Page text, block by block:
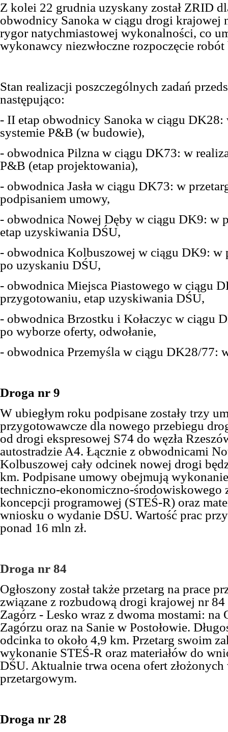
Z kolei 22 grudnia uzyskany został ZRID
obwodnicy Sanoka w ciągu drogi krajowej
rygor natychmiastowej wykonalności, co
wykonawcy niezwłoczne rozpoczęcie
Stan realizacji poszczególnych zadań
następująco:
- II etap obwodnicy Sanoka w ciągu DK28:
systemie P&B (w budowie),
- obwodnica Pilzna w ciągu DK73: w
P&B (etap projektowania),
- obwodnica Jasła w ciągu DK73: w
podpisaniem umowy,
- obwodnica Nowej Dęby w ciągu DK9: w
etap uzyskiwania DŚU,
- obwodnica Kolbuszowej w ciągu DK9: w
po uzyskaniu DŚU,
- obwodnica Miejsca Piastowego w ciągu
przygotowaniu, etap uzyskiwania DŚU,
- obwodnica Brzostku i Kołaczyc w ciągu
po wyborze oferty, odwołanie,
- obwodnica Przemyśla w ciągu DK28/77:
Droga nr 9
W ubiegłym roku podpisane zostały trzy
przygotowawcze dla nowego przebiegu
od drogi ekspresowej S74 do węzła
autostradzie A4. Łącznie z obwodnicami
Kolbuszowej cały odcinek nowej drogi
km. Podpisane umowy obejmują
techniczno-ekonomiczno-środowiskowego
koncepcji programowej (STEŚ-R) oraz
wniosku o wydanie DŚU. Wartość prac
ponad 16 mln zł.
Droga nr 84
Ogłoszony został także przetarg na prace
związane z rozbudową drogi krajowej nr
Zagórz - Lesko wraz z dwoma mostami: na
Zagórzu oraz na Sanie w Postołowie.
odcinka to około 4,9 km. Przetarg swoim
wykonanie STEŚ-R oraz materiałów do
DŚU. Aktualnie trwa ocena ofert
przetargowym.
Droga nr 28